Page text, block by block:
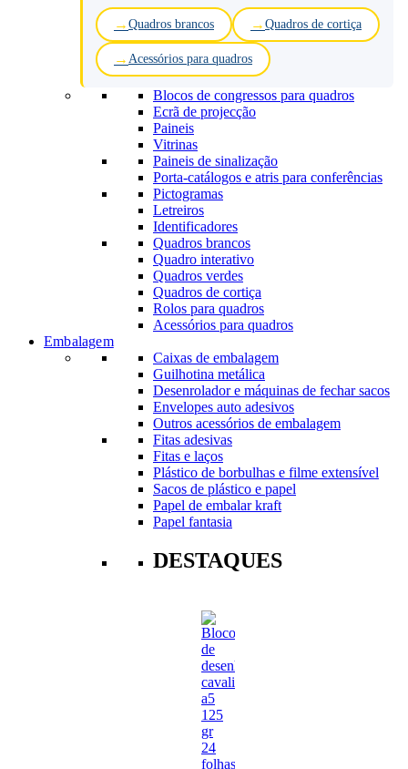
Quadros brancos Quadros de cortiça
Acessórios para quadros
Blocos de congressos para quadros
Ecrã de projecção
Paineis
Vitrinas
Paineis de sinalização
Porta-catálogos e atris para conferências
Pictogramas
Letreiros
Identificadores
Quadros brancos
Quadro interativo
Quadros verdes
Quadros de cortiça
Rolos para quadros
Acessórios para quadros
Embalagem
Caixas de embalagem
Guilhotina metálica
Desenrolador e máquinas de fechar sacos
Envelopes auto adesivos
Outros acessórios de embalagem
Fitas adesivas
Fitas e laços
Plástico de borbulhas e filme extensível
Sacos de plástico e papel
Papel de embalar kraft
Papel fantasia
DESTAQUES